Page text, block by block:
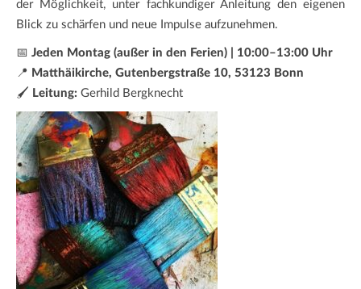
der Möglichkeit, unter fachkundiger Anleitung den eigenen
Blick zu schärfen und neue Impulse aufzunehmen.
📅 Jeden Montag (außer in den Ferien) | 10:00–13:00 Uhr
📍 Matthäikirche, Gutenbergstraße 10, 53123 Bonn
🖌️ Leitung: Gerhild Bergknecht